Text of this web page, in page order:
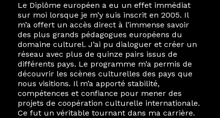
Le Diplôme européen a eu un effet immédiat
sur moi lorsque je m’y suis inscrit en 2005. Il
m’a offert un accès direct à l’immense savoir
des plus grands pédagogues européens du
domaine culturel. J’ai pu dialoguer et créer un
réseau avec plus de quinze pairs issus de
différents pays. Le programme m’a permis de
découvrir les scènes culturelles des pays que
nous visitions. Il m’a apporté stabilité,
compétences et confiance pour mener des
projets de coopération culturelle internationale.
Ce fut un véritable tournant dans ma carrière.